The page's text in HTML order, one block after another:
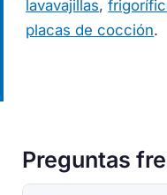
lavavajillas,
placas de cocción.
Preguntas